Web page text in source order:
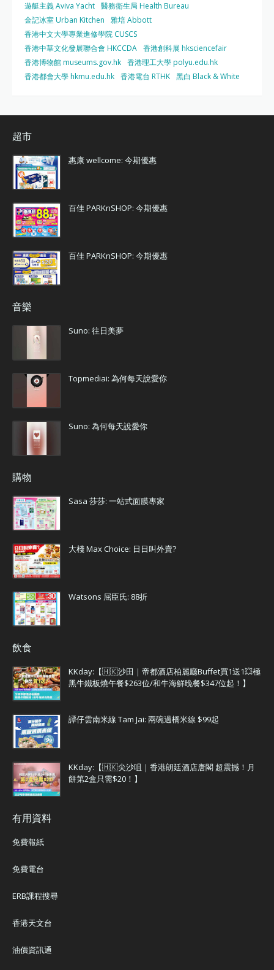
遊艇主義 Aviva Yacht 醫務衛生局 Health Bureau
金記冰室 Urban Kitchen
雅培 Abbott
香港中文大學專業進修學院 CUSCS
香港中華文化發展聯合會 HKCCDA 香港創科展 hksciencefair
香港博物館 museums.gov.hk 香港理工大學 polyu.edu.hk
香港都會大學 hkmu.edu.hk 香港電台 RTHK 黑白 Black & White
超市
惠康 wellcome: 今期優惠
百佳 PARKnSHOP: 今期優惠
百佳 PARKnSHOP: 今期優惠
音樂
Suno: 往日美夢
Topmediai: 為何每天說愛你
Suno: 為何每天說愛你
購物
Sasa 莎莎: 一站式面膜專家
大棧 Max Choice: 日日叫外賣?
Watsons 屈臣氏: 88折
飲食
KKday:【🇭🇰沙田｜帝都酒店柏麗廳Buffet買1送1💥極
黑牛鐵板燒午餐$263位/和牛海鮮晚餐$347位起！】
譚仔雲南米線 Tam Jai: 兩碗過橋米線 $99起
KKday:【🇭🇰尖沙咀｜香港朗廷酒店唐閣 超震撼！月
餅第2盒只需$20！】
有用資料
免費報紙
免費電台
ERB課程搜尋
香港天文台
油價資訊通